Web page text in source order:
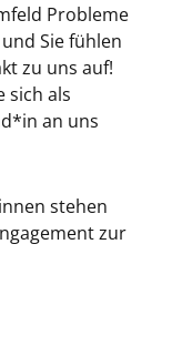
Probleme
Sie fühlen
zu uns auf!
sich als
an uns
stehen
zur